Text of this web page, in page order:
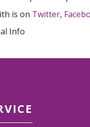
is on Twitter,
Info